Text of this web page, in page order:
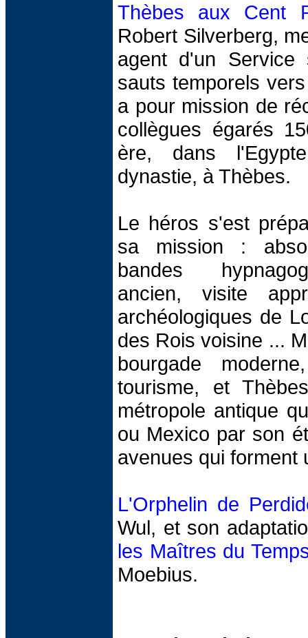
Thèbes aux Cent
Robert Silverberg,
agent d'un Service
sauts temporels
a pour mission de
collègues égarés
ère, dans
dynastie, à Thèbes.
Le héros s'est
sa mission :
bandes
ancien, visite
archéologiques de
des Rois voisine ...
bourgade
tourisme, et
métropole antique
ou Mexico par son
avenues qui forment
L'Orphelin de
Wul, et son
les Maîtres du
Moebius.